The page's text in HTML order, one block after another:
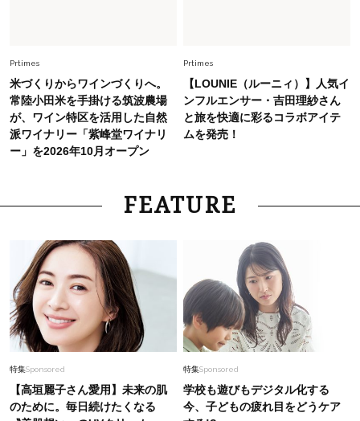
毎日忙しい40代が頼れる！無難に見えない【ひ
とくせ黒ワンピ】〈5選〉
Prtimes
米づくりからワインづくりへ。
常陸小田米を手掛ける筑波農場
が、ワイン特区を活用した自然
派ワイナリー「紫峰堂ワイナリ
ー」を2026年10月オープン
Prtimes
【LOUNIE（ルーニィ）】人気イ
ンフルエンサー・吉田理紗さん
と旅を快適に彩るコラボアイテ
ムを発売！
FEATURE
特集Sponsored
【高垣麗子さん愛用】未来の肌
のために。毎日続けたくなる
特集Sponsored
学校も遊びもデジタル化する
今、子どもの疲れ目をどうケア